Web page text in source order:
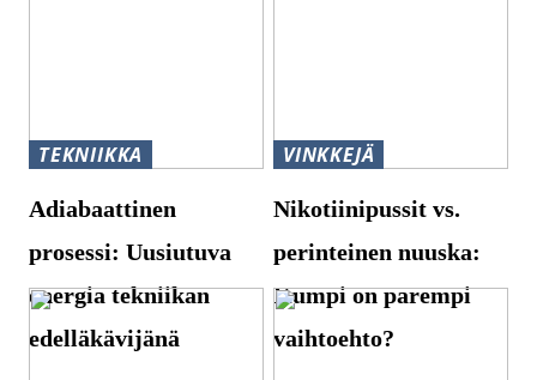
TEKNIIKKA
Adiabaattinen
prosessi: Uusiutuva
energia tekniikan
edelläkävijänä
VINKKEJÄ
Nikotiinipussit vs.
perinteinen nuuska:
Kumpi on parempi
vaihtoehto?